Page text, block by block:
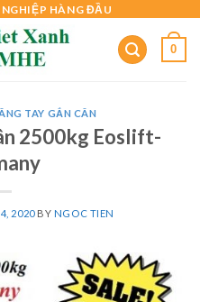
HÀNG ĐẦU
0
TAY GẮN CÂN
2500kg Eoslift-
2020BY NGOC TIEN